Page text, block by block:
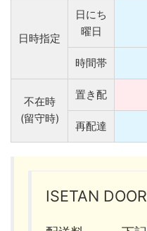
日時指定
日にち
曜日
時間帯
不在時
(留守時)
置き配
再配達
ISETAN